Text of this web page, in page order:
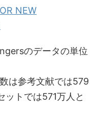
NEW
のデータの単位
は参考文献では579
トでは571万人と